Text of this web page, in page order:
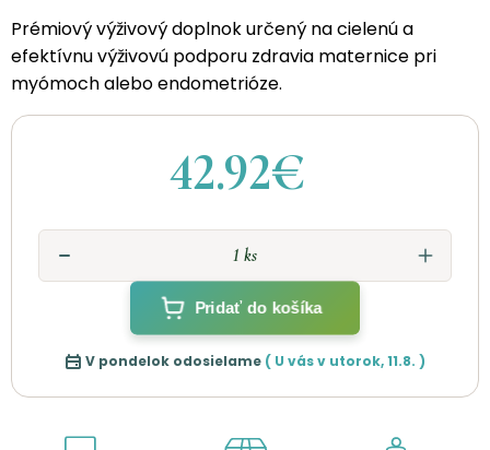
Prémiový výživový doplnok určený na cielenú a
efektívnu výživovú podporu zdravia maternice pri
myómoch alebo endometrióze.
42.92€
Pridať do košíka
V pondelok odosielame ( U vás v utorok,11.8. )